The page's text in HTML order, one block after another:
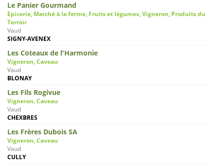
Le Panier Gourmand
Epicerie, Marché à la ferme, Fruits et légumes, Vigneron, Produits du
Terroir
Vaud
SIGNY-AVENEX
Les Coteaux de l'Harmonie
Vigneron, Caveau
Vaud
BLONAY
Les Fils Rogivue
Vigneron, Caveau
Vaud
CHEXBRES
Les Frères Dubois SA
Vigneron, Caveau
Vaud
CULLY